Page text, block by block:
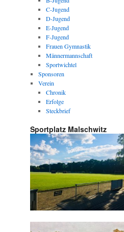
C-Jugend
D-Jugend
E-Jugend
F-Jugend
Frauen Gymnastik
Männermannschaft
Sportwichtel
Sponsoren
Verein
Chronik
Erfolge
Steckbrief
Sportplatz Malschwitz